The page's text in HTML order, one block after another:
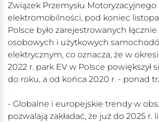
Związek Przemysłu Motoryzacyjnego
elektromobilności, pod koniec
Polsce było zarejestrowanych łącznie
osobowych i użytkowych
elektrycznym, co oznacza, że w
2022 r. park EV w Polsce powiększył
do roku, a od końca 2020 r. - ponad
- Globalne i europejskie trendy w
pozwalają zakładać, że już do 2025 r.